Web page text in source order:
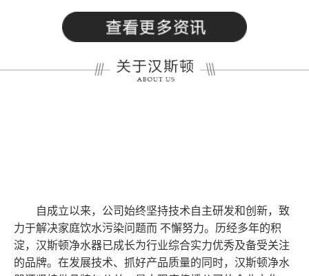
自成立以来，公司始终坚持技术自主研发和创新，致
力于解决家庭饮水污染问题而 不懈努力。历经多年的积
淀，汉斯顿净水器已成长为行业综合实力优秀及备受关注
的品牌。在发展技术、抓好产品质量的同时，汉斯顿净水